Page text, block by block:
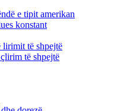
e tipit amerikan
konstant
lirimit të shpejtë
të shpejtë